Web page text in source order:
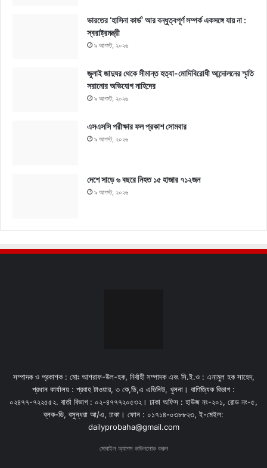
ভারতের ‘হাসিনা কার্ড’ আর বন্ধুত্বপূর্ণ সম্পর্ক একসঙ্গে যায় না :
স্বরাষ্ট্রমন্ত্রী
৯ আগস্ট, ২০২৬
জুলাই জাদুঘর থেকে সীমান্ত হত্যা-মোদিবিরোধী আন্দোলনের স্মৃতি
সরানোর অভিযোগ নাহিদের
৯ আগস্ট, ২০২৬
এসএসসি পরীক্ষার ফল প্রকাশ সোমবার
৯ আগস্ট, ২০২৬
দেশে সাড়ে ৬ বছরে নিহত ১৫ হাজার ৭১২জন
৯ আগস্ট, ২০২৬
সম্পাদক ও প্রকাশক : মোঃ আশরাফ-উল-হক, নির্বাহী সম্পাদক এবং সি.ই.ও : এনামুল হক সাহেদ,
প্রধান কার্যালয় : প্রবাহ টাওয়ার, ৩ কে,ডি,এ এভিনিউ, খুলনা। বাণিজ্যিক বিভাগ :
০২৪৭৭-৭২২৫৫২. বার্তা বিভাগ : ০২-৪৭৭৭২০৫৩২। ঢাকা অফিস : হাউজ নং-২০১, রোড নং-৫,
ব্লক-ডি, বসুন্ধরা আ/এ, ঢাকা। ফোন : ০১৭১৪-০৩৮৮২৩, ই-মেইল:
dailyprobaha@gmail.com
মোবাইল অ্যাপস ডাউনলোড করুন